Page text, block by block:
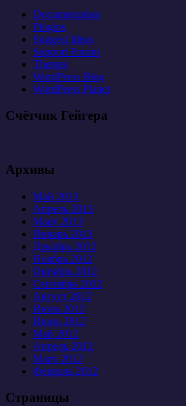
Documentation
Plugins
Suggest Ideas
Support Forum
Themes
WordPress Blog
WordPress Planet
Счётчик Гейгера
Архивы
Май 2013
Апрель 2013
Март 2013
Январь 2013
Декабрь 2012
Ноябрь 2012
Октябрь 2012
Сентябрь 2012
Август 2012
Июль 2012
Июнь 2012
Май 2012
Апрель 2012
Март 2012
Февраль 2012
Страницы